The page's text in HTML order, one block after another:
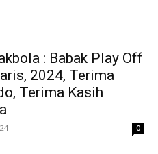
: Babak Play Off
2024, Terima
Terima Kasih
0